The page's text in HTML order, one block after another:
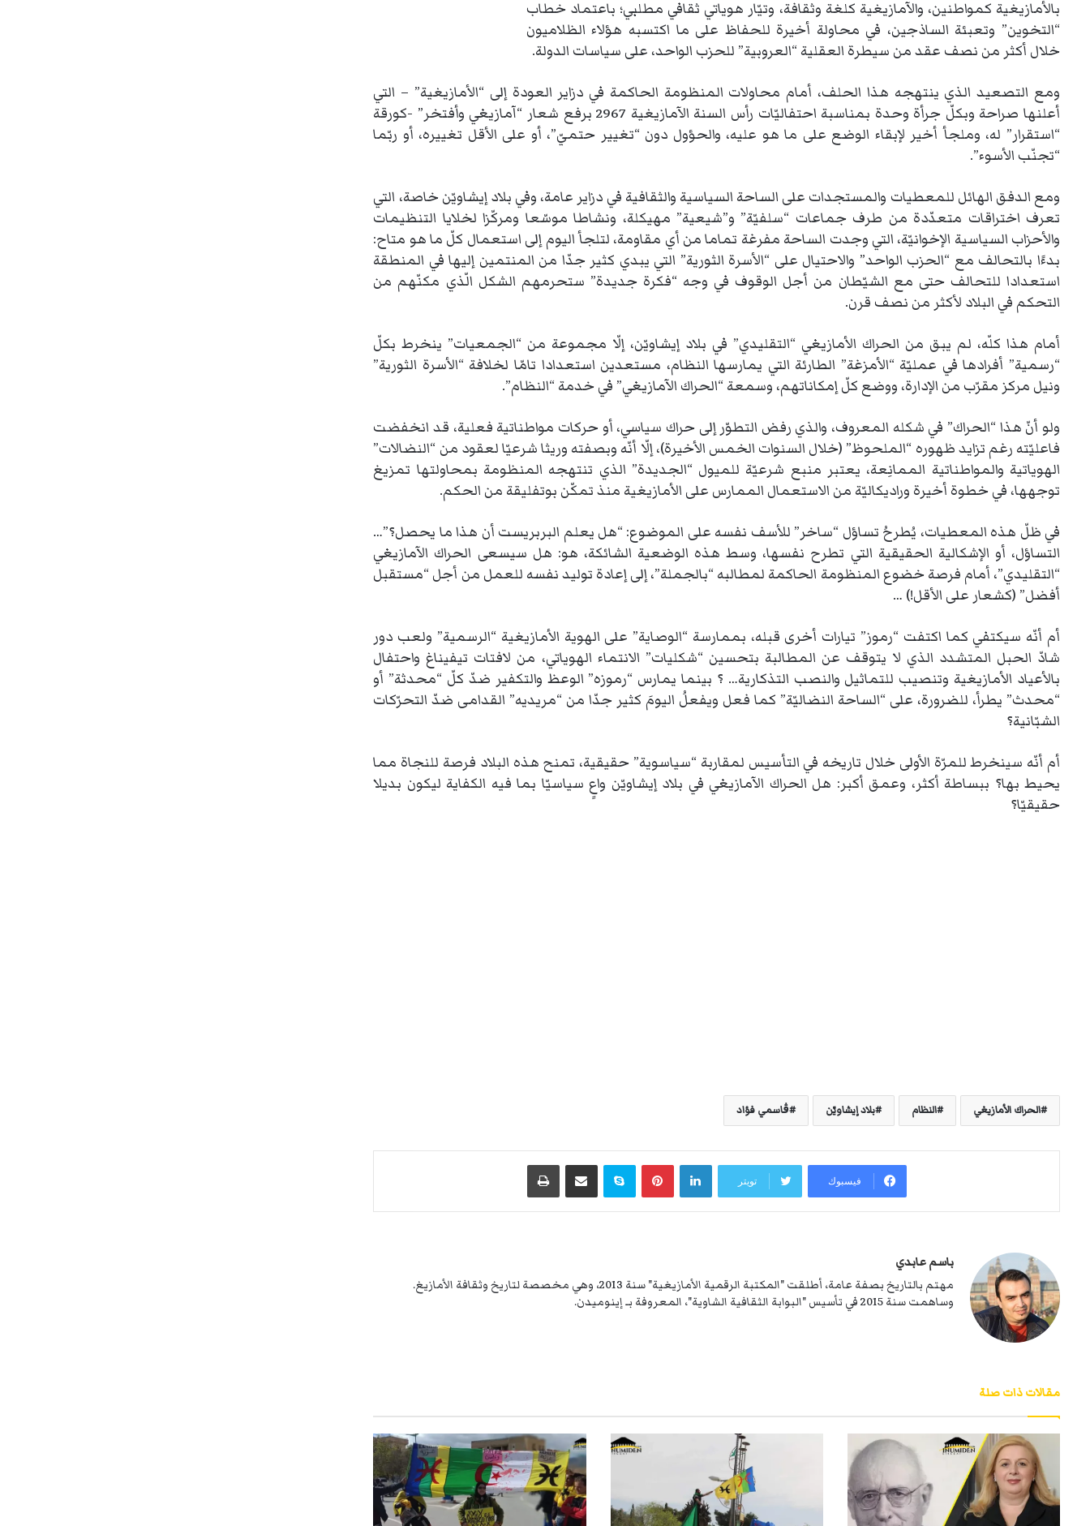
بالأمازيغية كمواطنين، والآمازيغية كلغة وثقافة، وتيّار هوياتي ثقافي مطلبي؛ باعتماد خطاب
“التخوين” وتعبئة الساذجين، في محاولة أخيرة للحفاظ على ما اكتسبه هؤلاء الظلاميون
خلال أكثر من نصف عقد من سيطرة العقلية “العروبية” للحزب الواحد، على سياسات الدولة.
ومع التصعيد الذي ينتهجه هذا الحلف، أمام محاولات المنظومة الحاكمة في دزاير العودة إلى “الأمازيغية” – التي
أعلنها صراحة وبكلّ جرأة وحدة بمناسبة احتفاليّات رأس السنة الآمازيغية 2967 برفع شعار “آمازيغي وأفتخر” -كورقة
“استقرار” له، وملجأ أخير لإبقاء الوضع على ما هو عليه، والحؤول دون “تغيير حتميّ”، أو على الأقل تغييره، أو ربّما
“تجنّب الأسوء”.
ومع الدفق الهائل للمعطيات والمستجدات على الساحة السياسية والثقافية في دزاير عامة، وفي بلاد إيشاويّن خاصة، التي
تعرف اختراقات متعدّدة من طرف جماعات “سلفيّة” و”شيعية” مهيكلة، ونشاطا موسّعا ومركّزا لخلايا التنظيمات
والأحزاب السياسية الإخوانيّة، التي وجدت الساحة مفرغة تماما من أي مقاومة، لتلجأ اليوم إلى استعمال كلّ ما هو متاح:
بدءًا بالتحالف مع “الحزب الواحد” والاحتيال على “الأسرة الثورية” التي يبدي كثير جدّا من المنتمين إليها في المنطقة
استعدادا للتحالف حتى مع الشيّطان من أجل الوقوف في وجه “فكرة جديدة” ستحرمهم الشكل الّذي مكنّهم من
التحكم في البلاد لأكثر من نصف قرن.
أمام هذا كلّه، لم يبق من الحراك الأمازيغي “التقليدي” في بلاد إيشاويّن، إلّا مجموعة من “الجمعيات” ينخرط بكلّ
“رسمية” أفرادها في عمليّة “الأمزغة” الطارئة التي يمارسها النظام، مستعدين استعدادا تامّا لخلافة “الأسرة الثورية”
ونيل مركز مقرّب من الإدارة، ووضع كلّ إمكاناتهم، وسمعة “الحراك الآمازيغي” في خدمة “النظام”.
ولو أنّ هذا “الحراك” في شكله المعروف، والذي رفض التطوّر إلى حراك سياسي، أو حركات مواطناتية فعلية، قد انخفضت
فاعليّته رغم تزايد ظهوره “الملحوظ” (خلال السنوات الخمس الأخيرة)، إلّا أنّه وبصفته وريثا شرعيّا لعقود من “النضالات”
الهوياتية والمواطناتية الممانِعة، يعتبر منبع شرعيّة للميول “الجديدة” الذي تنتهجه المنظومة بمحاولتها تمزيغ
توجهها، في خطوة أخيرة وراديكاليّة من الاستعمال الممارس على الأمازيغية منذ تمكّن بوتفليقة من الحكم.
في ظلّ هذه المعطيات، يُطرحُ تساؤل “ساخر” للأسف نفسه على الموضوع: “هل يعلم البربريست أن هذا ما يحصل؟”…
التساؤل، أو الإشكالية الحقيقية التي تطرح نفسها، وسط هذه الوضعية الشائكة، هو: هل سيسعى الحراك الآمازيغي
“التقليدي”، أمام فرصة خضوع المنظومة الحاكمة لمطالبه “بالجملة”، إلى إعادة توليد نفسه للعمل من أجل “مستقبل
أفضل” (كشعار على الأقل!) …
أم أنّه سيكتفي كما اكتفت “رموز” تيارات أخرى قبله، بممارسة “الوصاية” على الهوية الأمازيغية “الرسمية” ولعب دور
شادّ الحبل المتشدد الذي لا يتوقف عن المطالبة بتحسين “شكليات” الانتماء الهوياتي، من لافتات تيفيناغ واحتفال
بالأعياد الأمازيغية وتنصيب للتماثيل والنصب التذكارية… ؟ بينما يمارس “رموزه” الوعظ والتكفير ضدّ كلّ “محدثة” أو
“محدث” يطرأ، للضرورة، على “الساحة النضاليّة” كما فعل ويفعلُ اليومَ كثير جدّا من “مريديه” القدامى ضدّ التحرّكات
الشبّانية؟
أم أنّه سينخرط للمرّة الأولى خلال تاريخه في التأسيس لمقاربة “سياسوية” حقيقية، تمنح هذه البلاد فرصة للنجاة مما
يحيط بها؟ ببساطة أكثر، وعمق أكبر: هل الحراك الآمازيغي في بلاد إيشاويّن واعٍ سياسيّا بما فيه الكفاية ليكون بديلا
حقيقيّا؟
الحراك الأمازيغي النظام بلاد إيشاويّن ڨاسمي فؤاد
فيسبوك تويتر
لينكدإنبينتيريستسكايب مشاركة عبر البريد طباعة
باسم عابدي
مهتم بالتاريخ بصفة عامة، أطلقت "المكتبة الرقمية الأمازيغية" سنة 2013، وهي مخصصة لتاريخ وثقافة الأمازيغ.
وساهمت سنة 2015 في تأسيس "البوابة الثقافية الشاوية"، المعروفة بـ إينوميدن.
مقالات ذات صلة